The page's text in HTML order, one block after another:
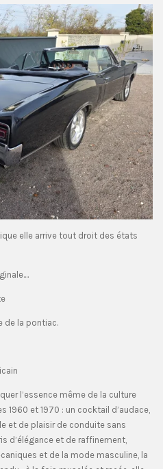
elle arrive tout droit des états
de la pontiac.
l’essence même de la culture
1960 et 1970 : un cocktail d’audace,
et de plaisir de conduite sans
d’élégance et de raffinement,
et de la mode masculine, la